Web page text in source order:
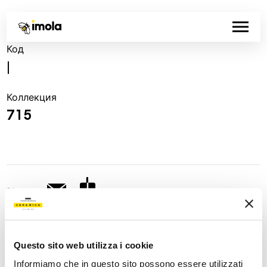
Questo sito web utilizza i cookie
Informiamo che in questo sito possono essere utilizzati
Код
Коллекция
715
Share: